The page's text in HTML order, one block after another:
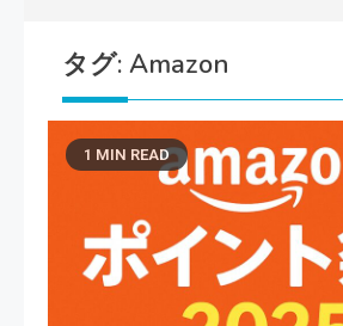
タグ: Amazon
1 MIN READ